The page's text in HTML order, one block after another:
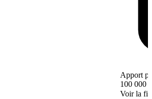
Apport
100 000 €
Voir la